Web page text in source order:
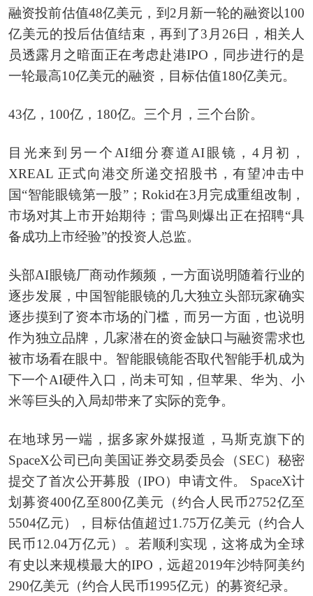
融资投前估值48亿美元，到2月新一轮的融资以100
亿美元的投后估值结束，再到了3月26日，相关人
员透露月之暗面正在考虑赴港IPO，同步进行的是
一轮最高10亿美元的融资，目标估值180亿美元。
43亿，100亿，180亿。三个月，三个台阶。
目光来到另一个AI细分赛道AI眼镜，4月初，
XREAL 正式向港交所递交招股书，有望冲击中
国“智能眼镜第一股”；Rokid在3月完成重组改制，
市场对其上市开始期待；雷鸟则爆出正在招聘“具
备成功上市经验”的投资人总监。
头部AI眼镜厂商动作频频，一方面说明随着行业的
逐步发展，中国智能眼镜的几大独立头部玩家确实
逐步摸到了资本市场的门槛，而另一方面，也说明
作为独立品牌，几家潜在的资金缺口与融资需求也
被市场看在眼中。智能眼镜能否取代智能手机成为
下一个AI硬件入口，尚未可知，但苹果、华为、小
米等巨头的入局却带来了实际的竞争。
在地球另一端，据多家外媒报道，马斯克旗下的
SpaceX公司已向美国证券交易委员会（SEC）秘密
提交了首次公开募股（IPO）申请文件。 SpaceX计
划募资400亿至800亿美元（约合人民币2752亿至
5504亿元），目标估值超过1.75万亿美元（约合人
民币12.04万亿元）。若顺利实现，这将成为全球
有史以来规模最大的IPO，远超2019年沙特阿美约
290亿美元（约合人民币1995亿元）的募资纪录。